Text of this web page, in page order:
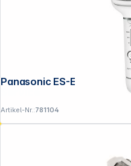
Panasonic ES-EY 31
Artikel-Nr.:781104